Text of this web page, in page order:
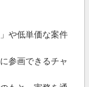
や低単価な案件
参画できるチャ